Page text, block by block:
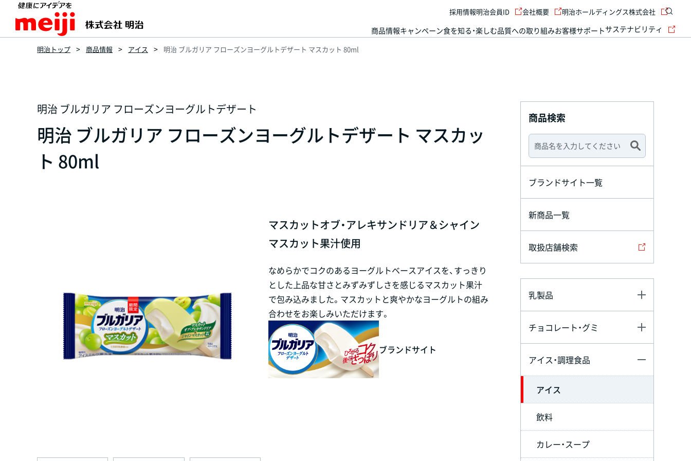
商品情報キャンペーン食を知る・楽しむ品質への取り組みお客様サポートサステナビリティ
採用情報明治会員ID 会社概要 明治ホールディングス株式会社
明治トップ 商品情報 アイス 明治 ブルガリア フローズンヨーグルトデザート マスカット 80ml
明治 ブルガリア フローズンヨーグルトデザート
明治 ブルガリア フローズンヨーグルトデザート マスカッ
ト 80ml
マスカットオブ・アレキサンドリア＆シャイン
マスカット果汁使用
なめらかでコクのあるヨーグルトベースアイスを、すっきり
とした上品な甘さとみずみずしさを感じるマスカット果汁
で包み込みました。マスカットと爽やかなヨーグルトの組み
合わせをお楽しみいただけます。
ブランドサイト
商品検索
ブランドサイト一覧
新商品一覧
取扱店舗検索
乳製品
チョコレート・グミ
アイス・調理食品
アイス
飲料
カレー・スープ